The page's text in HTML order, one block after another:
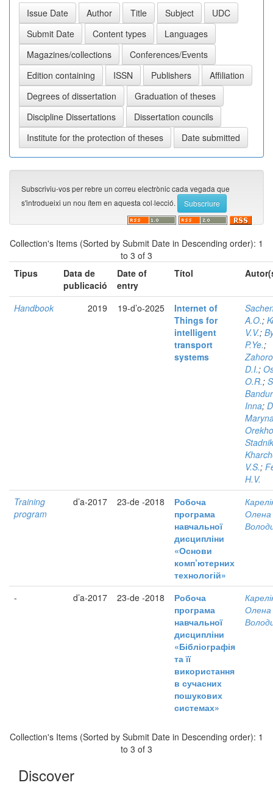
Subscriviu-vos per rebre un correu electrònic cada vegada que
s'introdueixi un nou ítem en aquesta col·lecció.
Collection's Items (Sorted by Submit Date in Descending order): 1
to 3 of 3
Tipus
Data de
publicació
Date of
entry
Títol
Handbook 2019 19-d’o-2025
Internet of
Things for
intelligent
transport
systems
A.O.;
V.V.;
P.Ye.;
D.I.;
O.R.;
Inna;
V.S.;
H.V.
Training
program
d’a-2017 23-de -2018
Робоча
програма
навчальної
дисципліни
«Основи
комп’ютерних
технологій»
Олена
- d’a-2017 23-de -2018
Робоча
програма
навчальної
дисципліни
«Бібліографія
та її
використання
в сучасних
пошукових
системах»
Олена
Collection's Items (Sorted by Submit Date in Descending order): 1
to 3 of 3
Discover